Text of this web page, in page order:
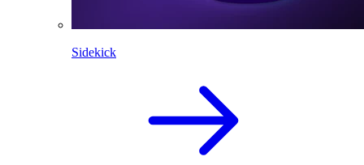
Sidekick